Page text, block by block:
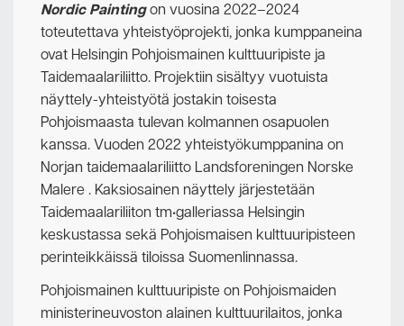
Nordic Paintingon vuosina 2022–2024
toteutettava yhteistyöprojekti, jonka kumppaneina
ovat Helsingin Pohjoismainen kulttuuripiste ja
Taidemaalariliitto. Projektiin sisältyy vuotuista
näyttely-yhteistyötä jostakin toisesta
Pohjoismaasta tulevan kolmannen osapuolen
kanssa. Vuoden 2022 yhteistyökumppanina on
Norjan taidemaalariliitto Landsforeningen Norske
Malere . Kaksiosainen näyttely järjestetään
Taidemaalariliiton tm•galleriassa Helsingin
keskustassa sekä Pohjoismaisen kulttuuripisteen
perinteikkäissä tiloissa Suomenlinnassa.
Pohjoismainen kulttuuripiste on Pohjoismaiden
ministerineuvoston alainen kulttuurilaitos, jonka